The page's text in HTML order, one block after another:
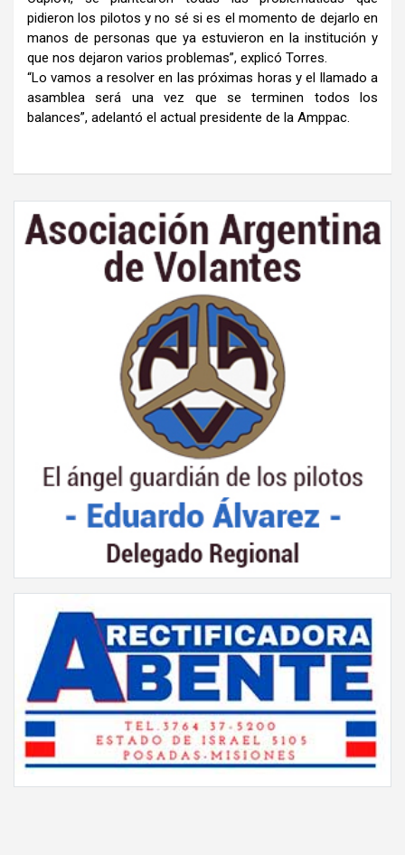
pidieron los pilotos y no sé si es el momento de dejarlo en
manos de personas que ya estuvieron en la institución y
que nos dejaron varios problemas”, explicó Torres.
“Lo vamos a resolver en las próximas horas y el llamado a
asamblea será una vez que se terminen todos los
balances”, adelantó el actual presidente de la Amppac.